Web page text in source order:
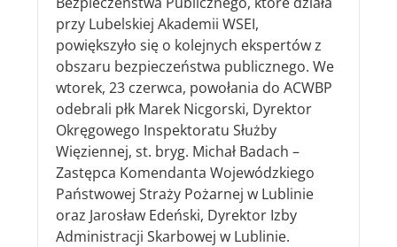
przy Lubelskiej Akademii WSEI,
powiększyło się o kolejnych ekspertów z
obszaru bezpieczeństwa publicznego. We
wtorek, 23 czerwca, powołania do ACWBP
odebrali płk Marek Nicgorski, Dyrektor
Okręgowego Inspektoratu Służby
Więziennej, st. bryg. Michał Badach –
Zastępca Komendanta Wojewódzkiego
Państwowej Straży Pożarnej w Lublinie
oraz Jarosław Edeński, Dyrektor Izby
Administracji Skarbowej w Lublinie.